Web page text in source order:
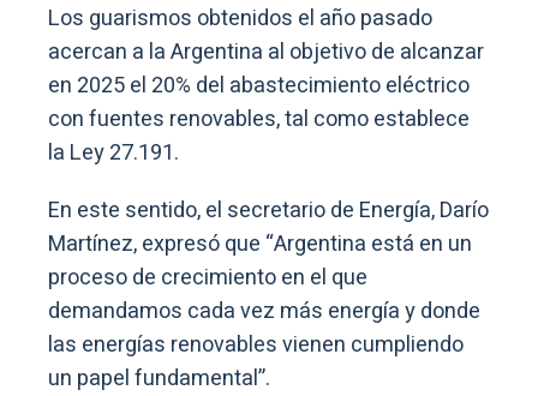
Los guarismos obtenidos el año pasado
acercan a la Argentina al objetivo de alcanzar
en 2025 el 20% del abastecimiento eléctrico
con fuentes renovables, tal como establece
la Ley 27.191.
En este sentido, el secretario de Energía, Darío
Martínez, expresó que “Argentina está en un
proceso de crecimiento en el que
demandamos cada vez más energía y donde
las energías renovables vienen cumpliendo
un papel fundamental”.